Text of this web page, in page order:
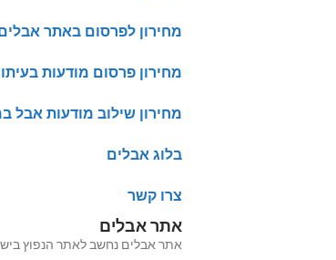
מחירון לפרסום באתר
מחירון פרסום מודעות
מחירון שילוב מודעות אבל
בלוג אבלים
צרו קשר
אתר אבלים
אתר אבלים נחשב לאתר הנפוץ בישראל לפרסום מודעות אבל